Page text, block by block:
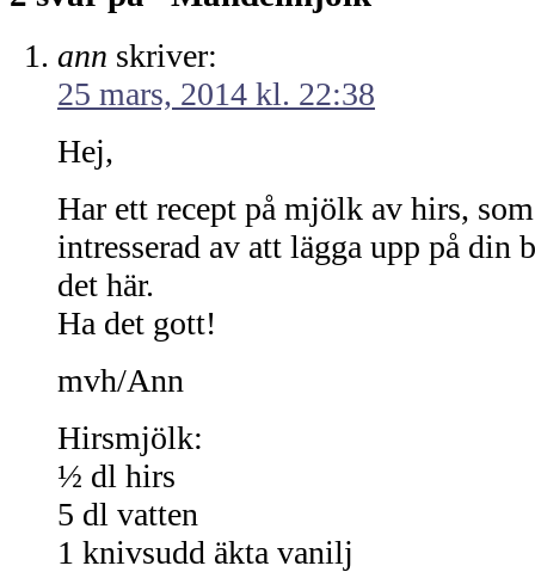
ann skriver:
25 mars, 2014 kl. 22:38
Hej,
Har ett recept på mjölk av hirs,
intresserad av att lägga upp på
det här.
Ha det gott!
mvh/Ann
Hirsmjölk:
½ dl hirs
5 dl vatten
1 knivsudd äkta vanilj